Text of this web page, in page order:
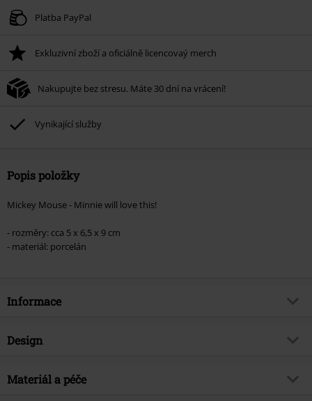
Platba PayPal
Exkluzivní zboží a oficiálně licencovaý merch
Nakupujte bez stresu. Máte 30 dní na vrácení!
Vynikající služby
Popis položky
Mickey Mouse - Minnie will love this!
- rozměry: cca 5 x 6,5 x 9 cm
- materiál: porcelán
Informace
Zboží č.
Design
Typ výrobku
Materiál a péče